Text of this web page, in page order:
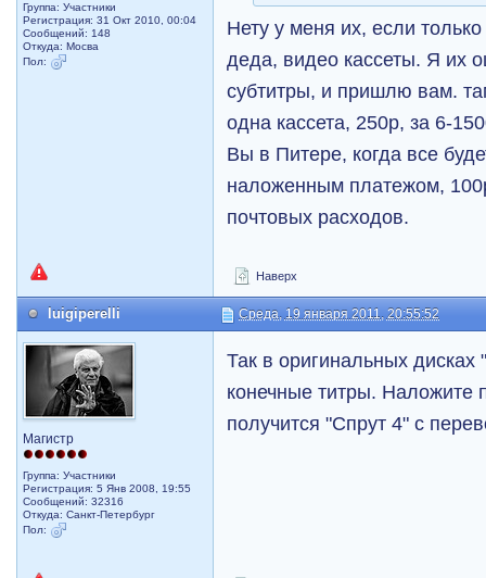
Группа: Участники
Регистрация: 31 Окт 2010, 00:04
Сообщений: 148
Откуда: Мосва
Пол:
Нету у меня их, если
деда, видео кассеты. Я их
субтитры, и пришлю вам.
одна кассета, 250р, за 6-
Вы в Питере, когда все
наложенным платежом,
почтовых расходов.
Наверх
luigiperelli Среда, 19 января 2011, 20:55:52
Магистр
Группа: Участники
Регистрация: 5 Янв 2008, 19:55
Сообщений: 32316
Откуда: Санкт-Петербург
Пол:
Так в оригинальных дисках
конечные титры.
получится "Спрут 4" с